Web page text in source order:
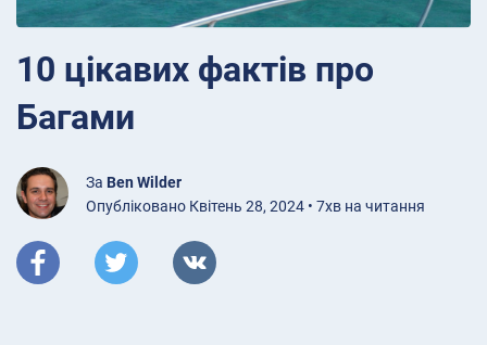
10 цікавих фактів про
Багами
За Ben Wilder
Опубліковано Квітень 28, 2024 • 7хв на читання